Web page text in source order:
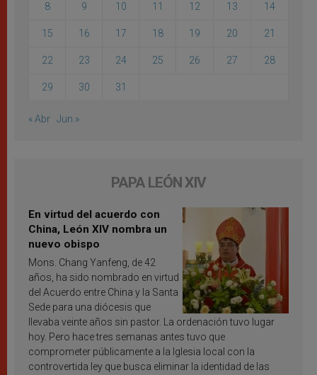
8 9 10 11 12 13 14
15 16 17 18 19 20 21
22 23 24 25 26 27 28
29 30 31
« Abr Jun »
PAPA LEÓN XIV
En virtud del acuerdo con
China, León XIV nombra un
nuevo obispo
Mons. Chang Yanfeng, de 42
años, ha sido nombrado en virtud
del Acuerdo entre China y la Santa
Sede para una diócesis que
llevaba veinte años sin pastor. La ordenación tuvo lugar
hoy. Pero hace tres semanas antes tuvo que
comprometer públicamente a la Iglesia local con la
controvertida ley que busca eliminar la identidad de las